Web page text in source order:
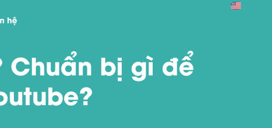
hệ
Chuẩn bị gì để